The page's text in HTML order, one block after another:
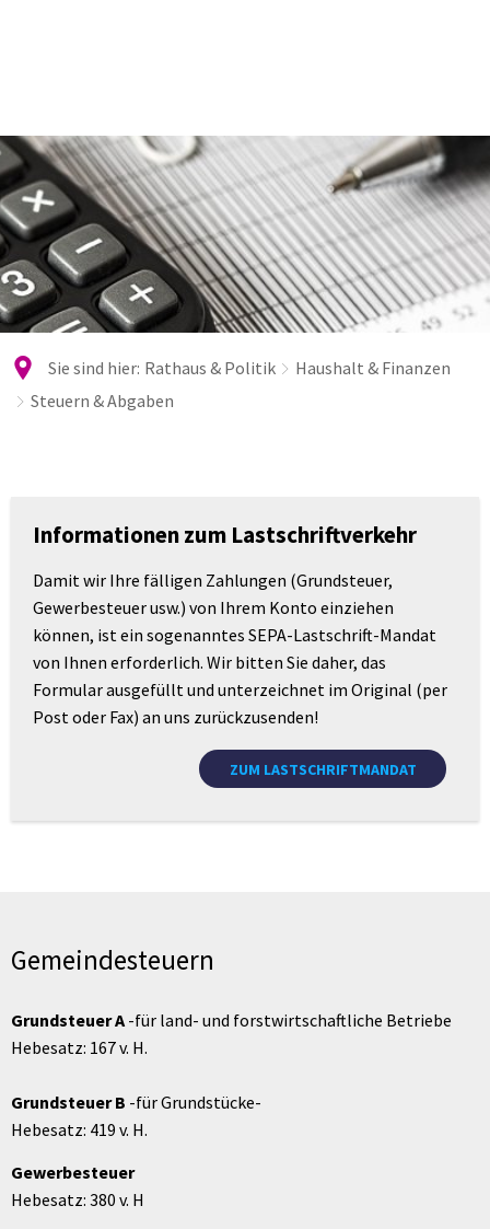
Sie sind hier: Rathaus & Politik
Haushalt & Finanzen
Steuern & Abgaben
Abgaben
Informationen zum Lastschriftverkehr
Damit wir Ihre fälligen Zahlungen (Grundsteuer,
Gewerbesteuer usw.) von Ihrem Konto einziehen
können, ist ein sogenanntes SEPA-Lastschrift-Mandat
von Ihnen erforderlich. Wir bitten Sie daher, das
Formular ausgefüllt und unterzeichnet im Original (per
Post oder Fax) an uns zurückzusenden!
ZUM LASTSCHRIFTMANDAT
Gemeindesteuern
Grundsteuer A-für land- und forstwirtschaftliche Betriebe
Hebesatz: 167 v. H.
Grundsteuer B -für Grundstücke-
Hebesatz: 419 v. H.
Gewerbesteuer
Hebesatz: 380 v. H